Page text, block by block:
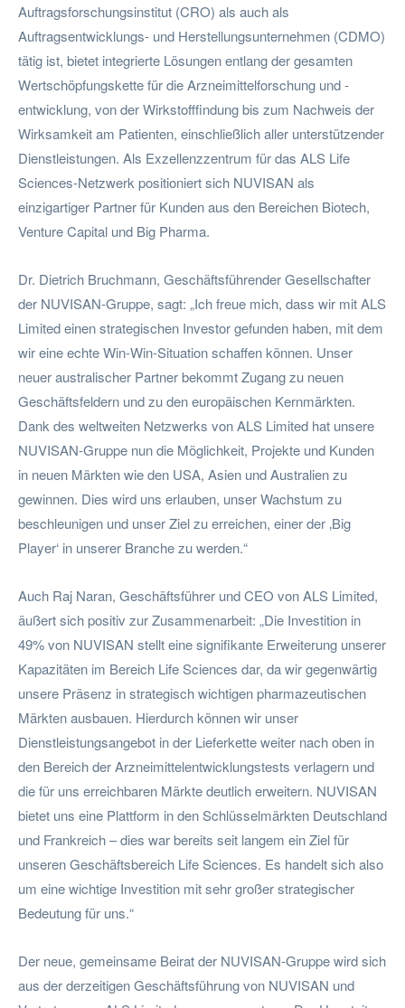
Auftragsforschungsinstitut (CRO) als auch als
Auftragsentwicklungs- und Herstellungsunternehmen (CDMO)
tätig ist, bietet integrierte Lösungen entlang der gesamten
Wertschöpfungskette für die Arzneimittelforschung und -
entwicklung, von der Wirkstofffindung bis zum Nachweis der
Wirksamkeit am Patienten, einschließlich aller unterstützender
Dienstleistungen. Als Exzellenzzentrum für das ALS Life
Sciences-Netzwerk positioniert sich NUVISAN als
einzigartiger Partner für Kunden aus den Bereichen Biotech,
Venture Capital und Big Pharma.
Dr. Dietrich Bruchmann, Geschäftsführender Gesellschafter
der NUVISAN-Gruppe, sagt: „Ich freue mich, dass wir mit ALS
Limited einen strategischen Investor gefunden haben, mit dem
wir eine echte Win-Win-Situation schaffen können. Unser
neuer australischer Partner bekommt Zugang zu neuen
Geschäftsfeldern und zu den europäischen Kernmärkten.
Dank des weltweiten Netzwerks von ALS Limited hat unsere
NUVISAN-Gruppe nun die Möglichkeit, Projekte und Kunden
in neuen Märkten wie den USA, Asien und Australien zu
gewinnen. Dies wird uns erlauben, unser Wachstum zu
beschleunigen und unser Ziel zu erreichen, einer der ‚Big
Player‘ in unserer Branche zu werden.“
Auch Raj Naran, Geschäftsführer und CEO von ALS Limited,
äußert sich positiv zur Zusammenarbeit: „Die Investition in
49% von NUVISAN stellt eine signifikante Erweiterung unserer
Kapazitäten im Bereich Life Sciences dar, da wir gegenwärtig
unsere Präsenz in strategisch wichtigen pharmazeutischen
Märkten ausbauen. Hierdurch können wir unser
Dienstleistungsangebot in der Lieferkette weiter nach oben in
den Bereich der Arzneimittelentwicklungstests verlagern und
die für uns erreichbaren Märkte deutlich erweitern. NUVISAN
bietet uns eine Plattform in den Schlüsselmärkten Deutschland
und Frankreich – dies war bereits seit langem ein Ziel für
unseren Geschäftsbereich Life Sciences. Es handelt sich also
um eine wichtige Investition mit sehr großer strategischer
Bedeutung für uns.“
Der neue, gemeinsame Beirat der NUVISAN-Gruppe wird sich
aus der derzeitigen Geschäftsführung von NUVISAN und